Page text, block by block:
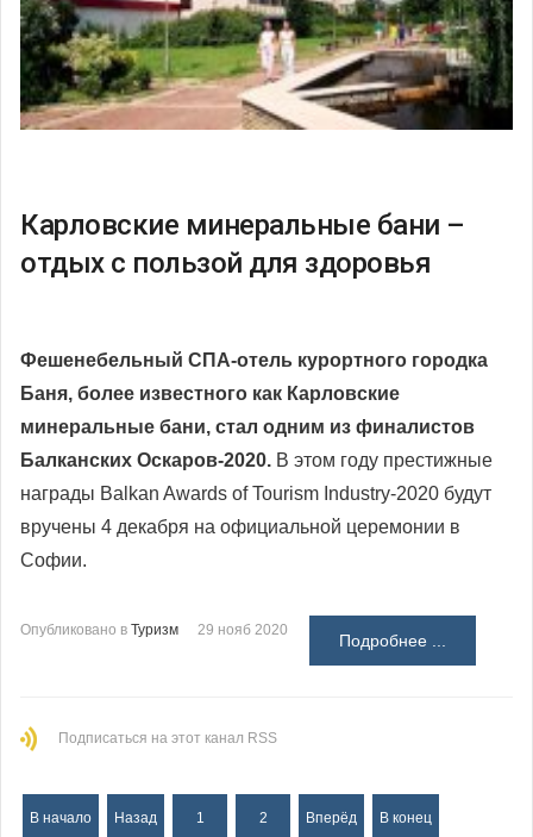
Карловские минеральные бани –
отдых с пользой для здоровья
Фешенебельный СПА-отель курортного городка
Баня, более известного как Карловские
минеральные бани, стал одним из финалистов
Балканских Оскаров-2020. В этом году престижные
награды Balkan Awards of Tourism Industry-2020 будут
вручены 4 декабря на официальной церемонии в
Софии.
Опубликовано в Туризм 29 нояб 2020
Подробнее ...
Подписаться на этот канал RSS
В начало Назад 1 2 Вперёд В конец